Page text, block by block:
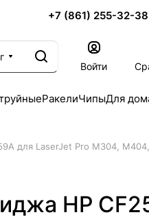
+7 (861) 255-32-38
Войти
РакелиЧипыДля
для LaserJet Pro M304,
HP